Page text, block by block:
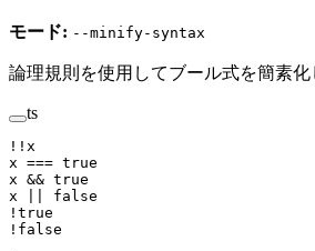
モード: --minify-syntax
論理規則を使用してブール式を簡素化
ts
!! x
x === true
x && true
x
false
! true
! false